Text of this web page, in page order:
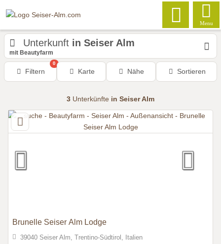
Menu
Unterkunft in Seiser Alm
mit Beautyfarm
Filtern
0
Karte Nähe Sortieren
3 Unterkünfte in Seiser Alm
Brunelle Seiser Alm Lodge
39040 Seiser Alm, Trentino-Südtirol, Italien